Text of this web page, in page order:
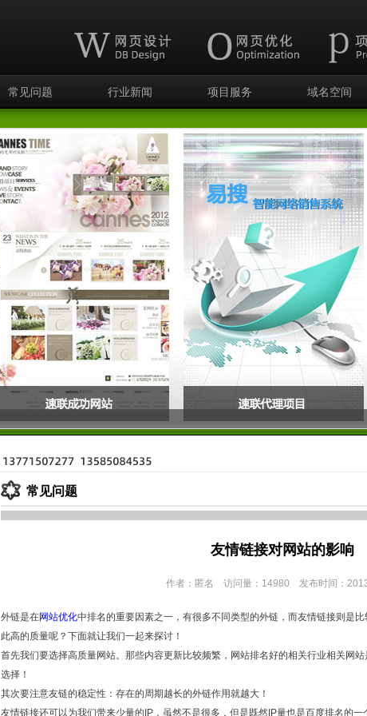
常见问题 行业新闻 项目服务 域名空间
常见问题
友情链接对网站的影响
作者：匿名 访问量：14980 发布时间：
外链是在网站优化中排名的重要因素之一，有很多不同类型的外链，而友情链接则是
此高的质量呢？下面就让我们一起来探讨！
首先我们要选择高质量网站。那些内容更新比较频繁，网站排名好的相关行业相关网
选择！
其次要注意友链的稳定性：存在的周期越长的外链作用就越大！
友情链接还可以为我们带来少量的IP，虽然不是很多，但是既然IP量也是百度排名的一